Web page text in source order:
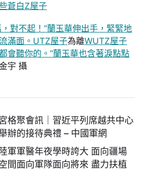
蒼白Z屋子
對不起！”蘭玉華伸出手，緊緊地
滿面。UTZ屋子為離WUTZ屋子
會聽你的。”蘭玉華也含著淚點點
宇 攝
格聚會訊｜習近平列席越共中心
辦的接待典禮 – 中國軍網
軍軍醫年夜學時誇大 面向疆場
間面向軍隊面向將來 盡力扶植